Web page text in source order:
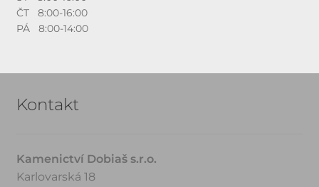
ČT 8:00-16:00
PÁ 8:00-14:00
Kontakt
Kamenictví Dobiaš s.r.o.
Karlovarská 18